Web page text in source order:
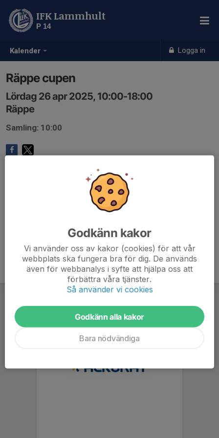
Kalender Logga in
IFK Lammhult
P 14
Räppe cupen
Lördag 26 apr 2025, 10:00-18:00
Räppe
Samling: 10:00
Godkänn kakor
Vi använder oss av kakor (cookies) för att vår
webbplats ska fungera bra för dig. De används
även för webbanalys i syfte att hjälpa oss att
förbättra våra tjänster.
Så använder vi cookies
Godkänn alla kakor
Bara nödvändiga